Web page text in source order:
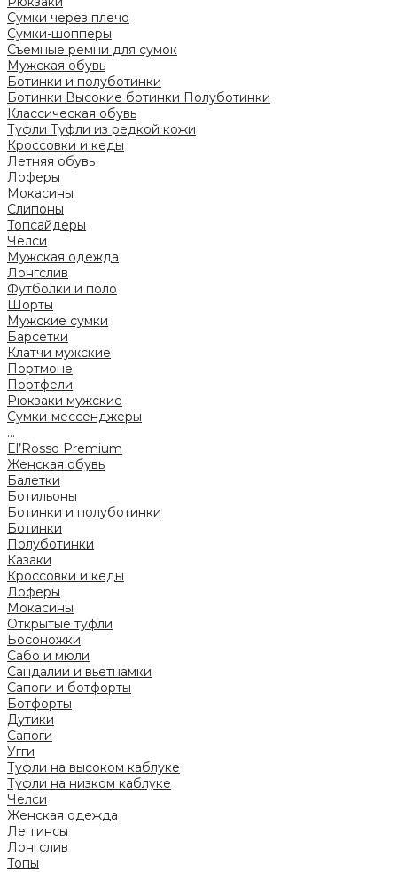
Сумки через плечо
Сумки-шопперы
Съемные ремни для сумок
Мужская обувь
Ботинки и полуботинки
Ботинки Высокие ботинки Полуботинки
Классическая обувь
Туфли Туфли из редкой кожи
Кроссовки и кеды
Летняя обувь
Лоферы
Мокасины
Слипоны
Топсайдеры
Челси
Мужская одежда
Лонгслив
Футболки и поло
Шорты
Мужские сумки
Барсетки
Клатчи мужские
Портмоне
Портфели
Рюкзаки мужские
Сумки-мессенджеры
...
El’Rosso Premium
Женская обувь
Балетки
Ботильоны
Ботинки и полуботинки
Ботинки
Полуботинки
Казаки
Кроссовки и кеды
Лоферы
Мокасины
Открытые туфли
Босоножки
Сабо и мюли
Сандалии и вьетнамки
Сапоги и ботфорты
Ботфорты
Дутики
Сапоги
Угги
Туфли на высоком каблуке
Туфли на низком каблуке
Челси
Женская одежда
Леггинсы
Лонгслив
Топы